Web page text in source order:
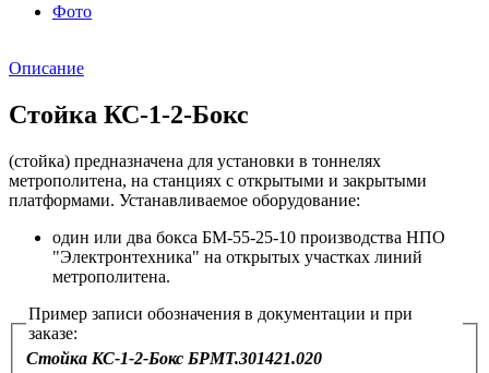
Фото
Описание
Стойка КС-1-2-Бокс
(стойка) предназначена для установки в тоннелях
метрополитена, на станциях с открытыми и закрытыми
платформами. Устанавливаемое оборудование:
один или два бокса БМ-55-25-10 производства НПО
"Электронтехника" на открытых участках линий
метрополитена.
Пример записи обозначения в документации и при
заказе:
Стойка КС-1-2-Бокс БРМТ.301421.020